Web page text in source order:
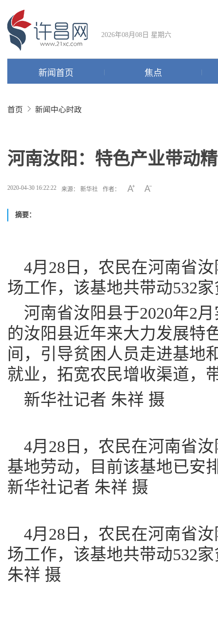
2026年08月08日 星期六
新闻首页 焦点
首页 新闻中心时政
河南汝阳：特色产业带动
2020-04-30 16:22:22 来源： 新华社 作者：
摘要：
4月28日，农民在河南省
场工作，该基地共带动532
河南省汝阳县于2020年2
的汝阳县近年来大力发展特
间，引导贫困人员走进基地
就业，拓宽农民增收渠道，
新华社记者 朱祥 摄
4月28日，农民在河南省
基地劳动，目前该基地已安
新华社记者 朱祥 摄
4月28日，农民在河南省
场工作，该基地共带动532
朱祥 摄